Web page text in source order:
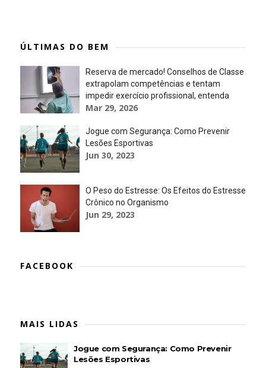
ÚLTIMAS DO BEM
Reserva de mercado! Conselhos de Classe
extrapolam competências e tentam
impedir exercício profissional, entenda
Mar 29, 2026
Jogue com Segurança: Como Prevenir
Lesões Esportivas
Jun 30, 2023
O Peso do Estresse: Os Efeitos do Estresse
Crônico no Organismo
Jun 29, 2023
FACEBOOK
MAIS LIDAS
Jogue com Segurança: Como Prevenir
Lesões Esportivas